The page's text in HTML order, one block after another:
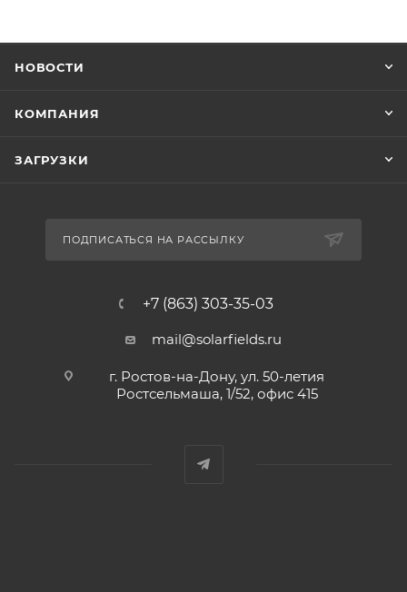
НОВОСТИ
КОМПАНИЯ
ЗАГРУЗКИ
ПОДПИСАТЬСЯ НА РАССЫЛКУ
+7 (863) 303-35-03
mail@solarfields.ru
г. Ростов-на-Дону, ул. 50-летия
Ростсельмаша, 1/52, офис 415